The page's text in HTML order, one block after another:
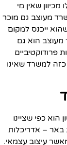
שאין מי
מעוצב גם מוכר
ייכנס למקום
מעוצב הוא גם
פרודוקטיביים
למשרד שאינו
כפי שציינו
באר – אדריכלות
מאשר עיצוב עצמאי.